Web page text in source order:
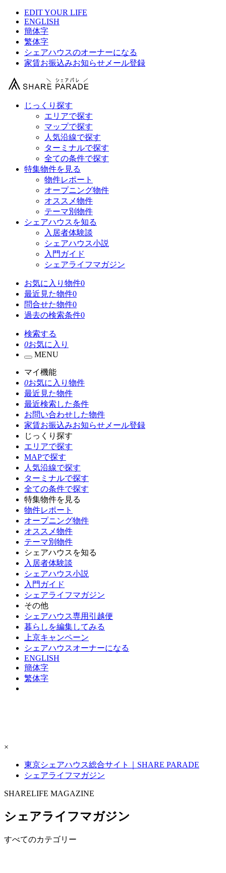
EDIT YOUR LIFE
ENGLISH
簡体字
繁体字
シェアハウスのオーナーになる
家賃お振込みお知らせメール登録
じっくり探す
エリアで探す
マップで探す
人気沿線で探す
ターミナルで探す
全ての条件で探す
特集物件を見る
物件レポート
オープニング物件
オススメ物件
テーマ別物件
シェアハウスを知る
入居者体験談
シェアハウス小説
入門ガイド
シェアライフマガジン
お気に入り物件0
最近見た物件0
問合せた物件0
過去の検索条件0
検索する
0お気に入り
MENU
マイ機能
0お気に入り物件
最近見た物件
最近検索した条件
お問い合わせした物件
家賃お振込みお知らせメール登録
じっくり探す
エリアで探す
MAPで探す
人気沿線で探す
ターミナルで探す
全ての条件で探す
特集物件を見る
物件レポート
オープニング物件
オススメ物件
テーマ別物件
シェアハウスを知る
入居者体験談
シェアハウス小説
入門ガイド
シェアライフマガジン
その他
シェアハウス専用引越便
暮らしを編集してみる
上京キャンペーン
シェアハウスオーナーになる
ENGLISH
簡体字
繁体字
×
東京シェアハウス総合サイト｜SHARE PARADE
シェアライフマガジン
SHARELIFE MAGAZINE
シェアライフマガジン
すべてのカテゴリー